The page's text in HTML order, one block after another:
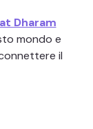
Dharam
il